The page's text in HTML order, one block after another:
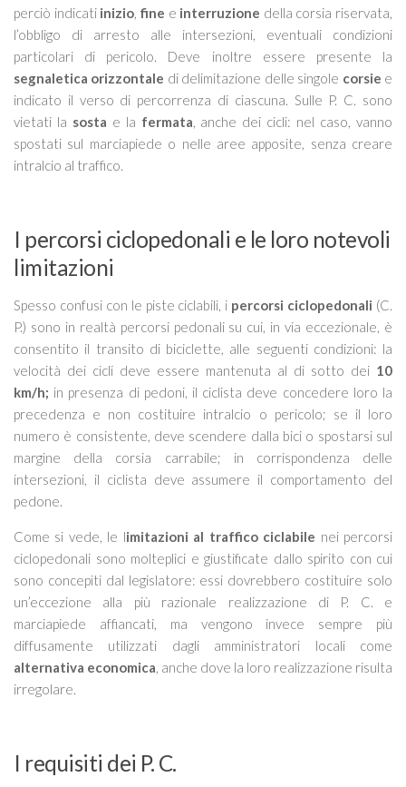
perciò indicati inizio, fine e interruzione della corsia riservata,
l’obbligo di arresto alle intersezioni, eventuali condizioni
particolari di pericolo. Deve inoltre essere presente la
segnaletica orizzontale di delimitazione delle singole corsie e
indicato il verso di percorrenza di ciascuna. Sulle P. C. sono
vietati la sosta e la fermata, anche dei cicli: nel caso, vanno
spostati sul marciapiede o nelle aree apposite, senza creare
intralcio al traffico.
I percorsi ciclopedonali e le loro notevoli
limitazioni
Spesso confusi con le piste ciclabili, i percorsi ciclopedonali (C.
P.) sono in realtà percorsi pedonali su cui, in via eccezionale, è
consentito il transito di biciclette, alle seguenti condizioni: la
velocità dei cicli deve essere mantenuta al di sotto dei 10
km/h; in presenza di pedoni, il ciclista deve concedere loro la
precedenza e non costituire intralcio o pericolo; se il loro
numero è consistente, deve scendere dalla bici o spostarsi sul
margine della corsia carrabile; in corrispondenza delle
intersezioni, il ciclista deve assumere il comportamento del
pedone.
Come si vede, le limitazioni al traffico ciclabile nei percorsi
ciclopedonali sono molteplici e giustificate dallo spirito con cui
sono concepiti dal legislatore: essi dovrebbero costituire solo
un’eccezione alla più razionale realizzazione di P. C. e
marciapiede affiancati, ma vengono invece sempre più
diffusamente utilizzati dagli amministratori locali come
alternativa economica, anche dove la loro realizzazione risulta
irregolare.
I requisiti dei P. C.